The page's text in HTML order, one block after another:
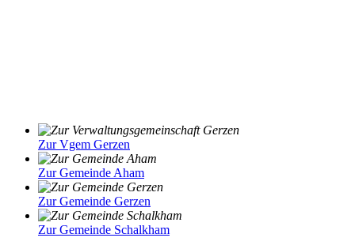
Zur Vgem Gerzen
Zur Gemeinde Aham
Zur Gemeinde Gerzen
Zur Gemeinde Schalkham